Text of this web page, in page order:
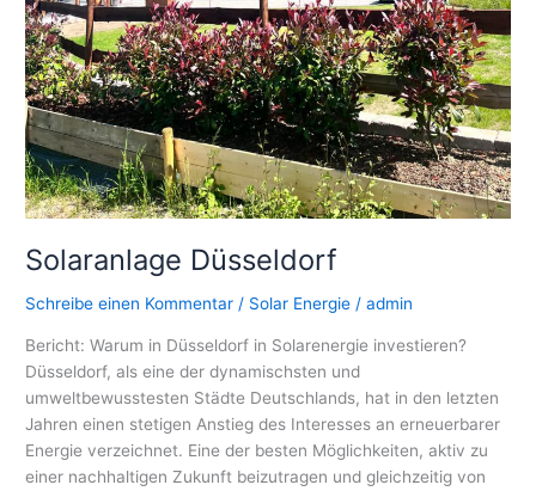
Solaranlage Düsseldorf
Schreibe einen Kommentar / Solar Energie /admin
Bericht: Warum in Düsseldorf in Solarenergie investieren?
Düsseldorf, als eine der dynamischsten und
umweltbewusstesten Städte Deutschlands, hat in den letzten
Jahren einen stetigen Anstieg des Interesses an erneuerbarer
Energie verzeichnet. Eine der besten Möglichkeiten, aktiv zu
einer nachhaltigen Zukunft beizutragen und gleichzeitig von